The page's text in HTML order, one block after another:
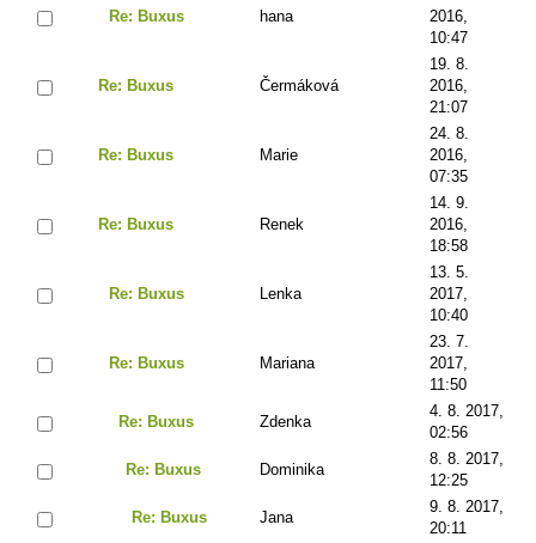
Re: Buxus hana
2016,
10:47
Re: Buxus Čermáková
19. 8.
2016,
21:07
Re: Buxus Marie
24. 8.
2016,
07:35
Re: Buxus Renek
14. 9.
2016,
18:58
Re: Buxus Lenka
13. 5.
2017,
10:40
Re: Buxus Mariana
23. 7.
2017,
11:50
Re: Buxus Zdenka
4. 8. 2017,
02:56
Re: Buxus Dominika
8. 8. 2017,
12:25
Re: Buxus Jana
9. 8. 2017,
20:11